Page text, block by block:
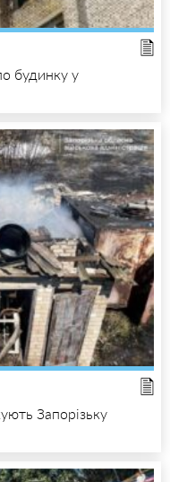
будинку у
Запорізьку